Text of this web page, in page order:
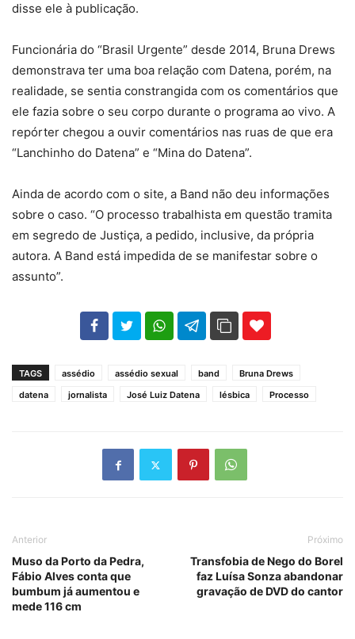
disse ele à publicação.
Funcionária do “Brasil Urgente” desde 2014, Bruna Drews
demonstrava ter uma boa relação com Datena, porém, na
realidade, se sentia constrangida com os comentários que
ele fazia sobre o seu corpo durante o programa ao vivo. A
repórter chegou a ouvir comentários nas ruas de que era
“Lanchinho do Datena” e “Mina do Datena”.
Ainda de acordo com o site, a Band não deu informações
sobre o caso. “O processo trabalhista em questão tramita
em segredo de Justiça, a pedido, inclusive, da própria
autora. A Band está impedida de se manifestar sobre o
assunto”.
102 35
TAGS assédio assédio sexual band
Bruna Drews
datena
jornalista José Luiz Datena lésbica Processo
Anterior
Muso da Porto da Pedra,
Fábio Alves conta que
bumbum já aumentou e
mede 116 cm
Próximo
Transfobia de Nego do Borel
faz Luísa Sonza abandonar
gravação de DVD do cantor